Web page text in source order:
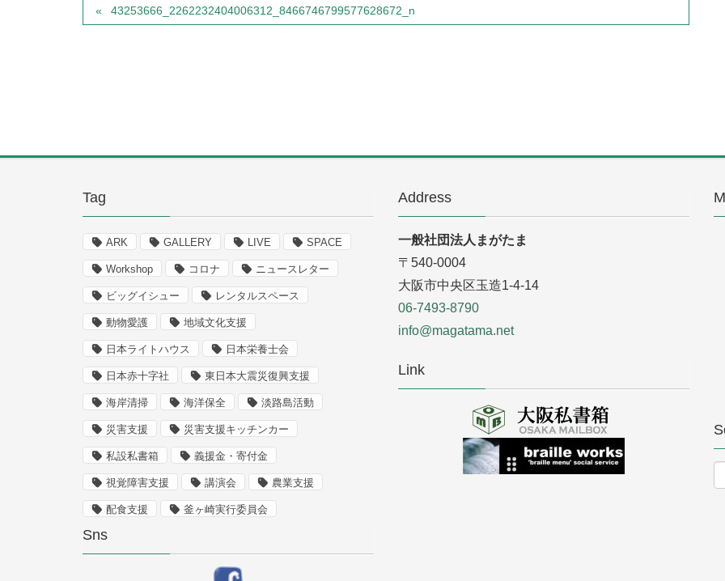
43253666_2262232404006312_8466746799577628672_n
Tag
ARK GALLERY LIVE SPACE
Workshop コロナ ニュースレター
ビッグイシュー レンタルスペース
動物愛護 地域文化支援
日本ライトハウス 日本栄養士会
日本赤十字社 東日本大震災復興支援
海岸清掃 海洋保全 淡路島活動
災害支援 災害支援キッチンカー
私設私書箱 義援金・寄付金
視覚障害支援 講演会 農業支援
配食支援 釜ヶ崎実行委員会
Sns
Address
一般社団法人まがたま
〒540-0004
大阪市中央区玉造1-4-14
06-7493-8790
info@magatama.net
Link